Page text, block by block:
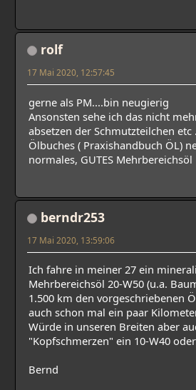
rolf
17 Mai 2020, 12:57:45
gerne als PM....bin neugierig
Ansonsten sehe ich das nicht
absetzen der Schmutzteilchen etc
Ölbuches ( Praxishandbuch ÖL)
normales, GUTES Mehrbereichsöl
berndr253
17 Mai 2020, 13:59:06
Ich fahre in meiner 27 ein
Mehrbereichsöl 20-W50 (u.a.
1.500 km den vorgeschriebenen
auch schon mal ein paar
Würde in unseren Breiten aber
"Kopfschmerzen" ein 10-W40
Bernd